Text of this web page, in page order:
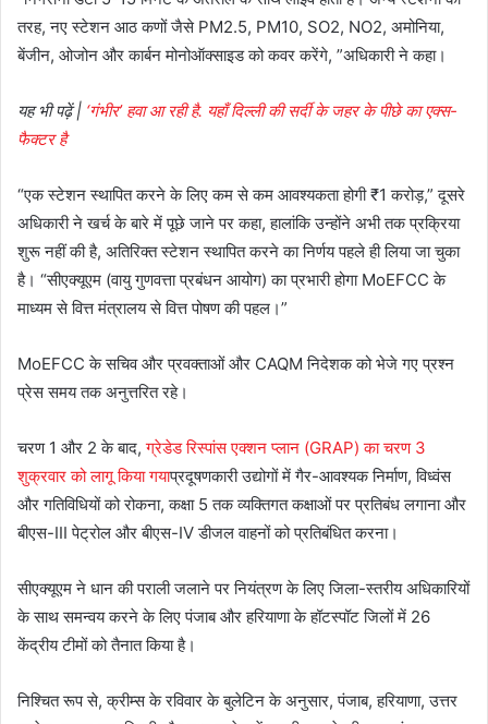
तरह, नए स्टेशन आठ कणों जैसे PM2.5, PM10, SO2, NO2, अमोनिया,
बेंजीन, ओजोन और कार्बन मोनोऑक्साइड को कवर करेंगे, ”अधिकारी ने कहा।
यह भी पढ़ें | ‘गंभीर’ हवा आ रही है. यहाँ दिल्ली की सर्दी के जहर के पीछे का एक्स-
फैक्टर है
“एक स्टेशन स्थापित करने के लिए कम से कम आवश्यकता होगी₹1 करोड़,” दूसरे
अधिकारी ने खर्च के बारे में पूछे जाने पर कहा, हालांकि उन्होंने अभी तक प्रक्रिया
शुरू नहीं की है, अतिरिक्त स्टेशन स्थापित करने का निर्णय पहले ही लिया जा चुका
है। “सीएक्यूएम (वायु गुणवत्ता प्रबंधन आयोग) का प्रभारी होगा MoEFCC के
माध्यम से वित्त मंत्रालय से वित्त पोषण की पहल।”
MoEFCC के सचिव और प्रवक्ताओं और CAQM निदेशक को भेजे गए प्रश्न
प्रेस समय तक अनुत्तरित रहे।
चरण 1 और 2 के बाद,ग्रेडेड रिस्पांस एक्शन प्लान (GRAP) का चरण 3
शुक्रवार को लागू किया गयाप्रदूषणकारी उद्योगों में गैर-आवश्यक निर्माण, विध्वंस
और गतिविधियों को रोकना, कक्षा 5 तक व्यक्तिगत कक्षाओं पर प्रतिबंध लगाना और
बीएस-III पेट्रोल और बीएस-IV डीजल वाहनों को प्रतिबंधित करना।
सीएक्यूएम ने धान की पराली जलाने पर नियंत्रण के लिए जिला-स्तरीय अधिकारियों
के साथ समन्वय करने के लिए पंजाब और हरियाणा के हॉटस्पॉट जिलों में 26
केंद्रीय टीमों को तैनात किया है।
निश्चित रूप से, क्रीम्स के रविवार के बुलेटिन के अनुसार, पंजाब, हरियाणा, उत्तर